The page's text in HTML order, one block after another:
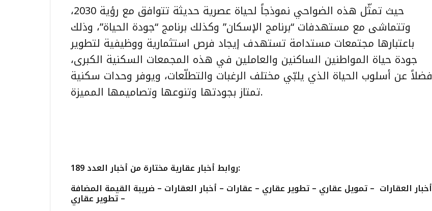
حيث تمثّل هذه الضواحي نموذجاً لحياة عصرية حديثة تتوافق مع رؤية 2030،
وتتماشى مع مستهدفات “برنامج الإسكان” وكذلك برنامج “جودة الحياة”، وذلك
باعتبارها مجتمعات مستدامة تستهدف إيجاد فرص استثمارية ووظيفية لتطوير
جودة حياة المواطنين الساكنين والعاملين في هذه المجمعات السكنية الكبرى،
فضلاً عن أسلوب الحياة الذي يلبّي مختلف الرغبات والتطلّعات، ويوفر وحدات سكنية
تمتاز بجودتها وتنوعها وتصاميمها المميزة.
روابط أخبار عقارية مختارة منأخبار العدد 189:
أخبار العقارات – تمويل عقاري – تطوير عقاري – عقارات – أخبار العقارات – ضريبة القيمة المضافة
– تطوير عقاري